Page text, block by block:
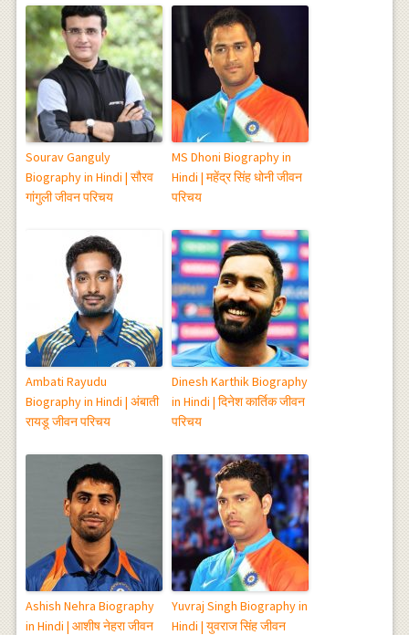
Sourav Ganguly
Biography in Hindi | सौरव
गांगुली जीवन परिचय
MS Dhoni Biography in
Hindi | महेंद्र सिंह धोनी जीवन
परिचय
Ambati Rayudu
Biography in Hindi | अंबाती
रायडू जीवन परिचय
Dinesh Karthik Biography
in Hindi | दिनेश कार्तिक जीवन
परिचय
Ashish Nehra Biography
in Hindi | आशीष नेहरा जीवन
Yuvraj Singh Biography in
Hindi | युवराज सिंह जीवन